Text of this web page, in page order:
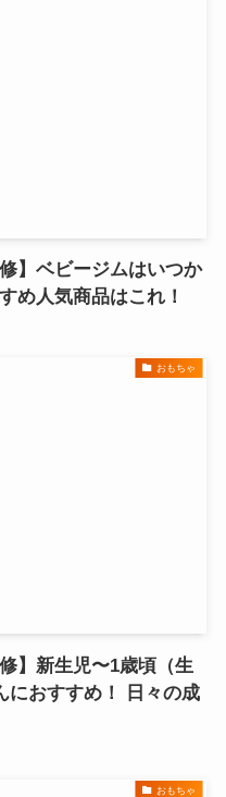
】ベビージムはいつか
め人気商品はこれ！
おもちゃ
】新生児〜1歳頃（生
におすすめ！ 日々の成
おもちゃ